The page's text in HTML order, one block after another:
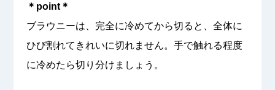
＊point＊
ブラウニーは、完全に冷めてから切ると、全体に
ひび割れてきれいに切れません。手で触れる程度
に冷めたら切り分けましょう。